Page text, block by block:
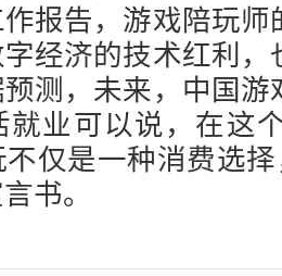
报告，游戏陪玩
经济的技术红利
测，未来，中国
就业可以说，在这
仅是一种消费选
书。